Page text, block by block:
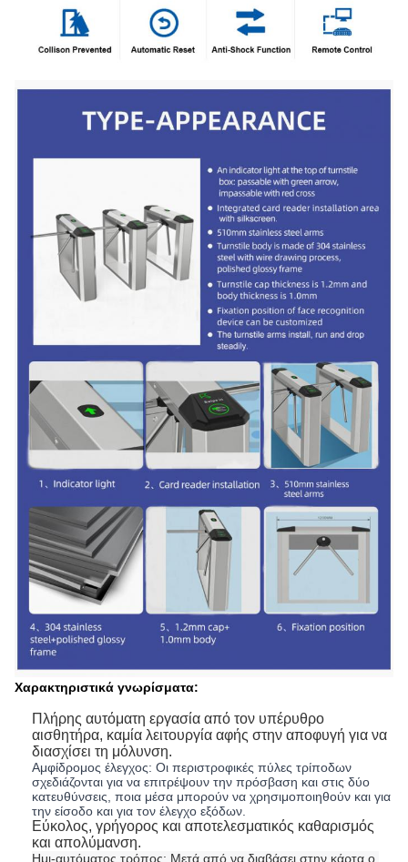
Χαρακτηριστικά γνωρίσματα:
Πλήρης αυτόματη εργασία από τον υπέρυθρο
αισθητήρα, καμία λειτουργία αφής στην αποφυγή για να
διασχίσει τη μόλυνση.
Αμφίδρομος έλεγχος: Οι περιστροφικές πύλες τρίποδων
σχεδιάζονται για να επιτρέψουν την πρόσβαση και στις δύο
κατευθύνσεις, ποια μέσα μπορούν να χρησιμοποιηθούν και για
την είσοδο και για τον έλεγχο εξόδων.
Εύκολος, γρήγορος και αποτελεσματικός καθαρισμός
και απολύμανση.
Ημι-αυτόματος τρόπος: Μετά από να διαβάσει στην κάρτα ο